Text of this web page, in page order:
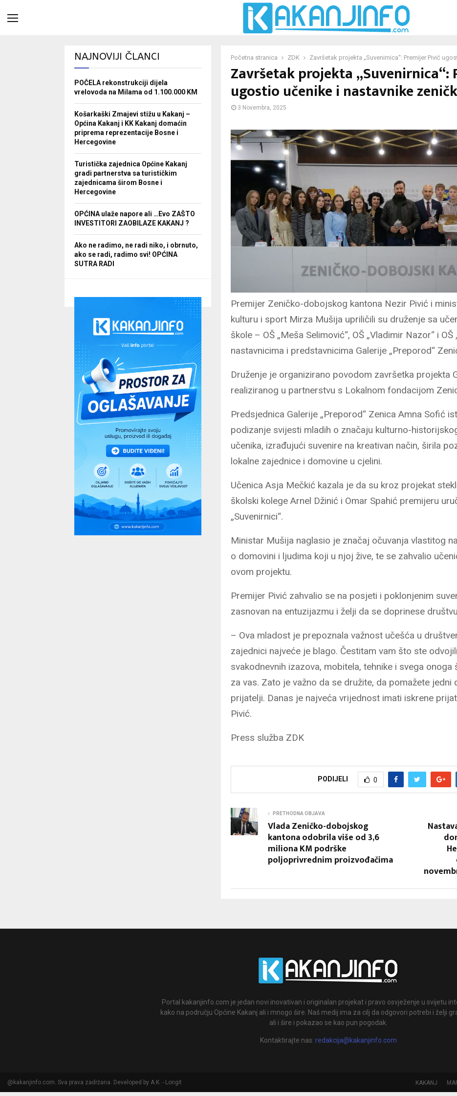
Početna stranica ZDK Završetak projekta „Suvenirnica“: Premijer Pivić
Završetak projekta „Suvenirnica“:
ugostio učenike i nastavnike
3 Novembra, 2025
Premijer Zeničko-dobojskog kantona Nezir Pivić i
kulturu i sport Mirza Mušija upriličili su druženje sa
škole – OŠ „Meša Selimović“, OŠ „Vladimir Nazor“ i
nastavnicima i predstavnicima Galerije „Preporod“
Druženje je organizirano povodom završetka projekta
realiziranog u partnerstvu s Lokalnom fondacijom
Predsjednica Galerije „Preporod“ Zenica Amna Sofić
podizanje svijesti mladih o značaju kulturno-
učenika, izrađujući suvenire na kreativan način, širila
lokalne zajednice i domovine u cjelini.
Učenica Asja Mečkić kazala je da su kroz projekat
školski kolege Arnel Džinić i Omar Spahić premijeru
„Suvenirnici“.
Ministar Mušija naglasio je značaj očuvanja vlastitog
o domovini i ljudima koji u njoj žive, te se zahvalio
ovom projektu.
Premijer Pivić zahvalio se na posjeti i poklonjenim
zasnovan na entuzijazmu i želji da se doprinese
– Ova mladost je prepoznala važnost učešća u
zajednici najveće je blago. Čestitam vam što ste
svakodnevnih izazova, mobitela, tehnike i svega
za vas. Zato je važno da se družite, da pomažete jedni
prijatelji. Danas je najveća vrijednost imati iskrene
Pivić.
Press služba ZDK
PODIJELI 0
PRETHODNA OBJAVA
Vlada Zeničko-dobojskog
kantona odobrila više od 3,6
miliona KM podrške
poljoprivrednim proizvođačima
NAJNOVIJI ČLANCI
POČELA rekonstrukciji dijela
vrelovoda na Milama od 1.100.000 KM
Košarkaški Zmajevi stižu u Kakanj –
Općina Kakanj i KK Kakanj domaćin
priprema reprezentacije Bosne i
Hercegovine
Turistička zajednica Općine Kakanj
gradi partnerstva sa turističkim
zajednicama širom Bosne i
Hercegovine
OPĆINA ulaže napore ali …Evo ZAŠTO
INVESTITORI ZAOBILAZE KAKANJ ?
Ako ne radimo, ne radi niko, i obrnuto,
ako se radi, radimo svi! OPĆINA
SUTRA RADI
Portal kakanjinfo.com je jedan novi inovativan i originalan projekat i pravo osvježenje u svijetu
kako na području Općine Kakanj ali i mnogo šire. Naš medij ima za cilj da odgovori potrebi i želji
ali i šire i pokazao se kao pun pogodak.
Kontaktirajte nas: redakcija@kakanjinfo.com
@kakanjinfo.com. Sva prava zadržana. Developed by A.K. - Longit KAKANJ